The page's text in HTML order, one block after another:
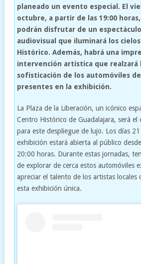
planeado un evento especial. El
octubre, a partir de las 19:00
podrán disfrutar de un
audiovisual que iluminará los
Histórico. Además, habrá una
intervención artística que realzará
sofisticación de los automóviles
presentes en la exhibición.
La Plaza de la Liberación, un icónico
Centro Histórico de Guadalajara, será el
para este despliegue de lujo. Los días
exhibición estará abierta al público
20:00 horas. Durante estas jornadas,
de explorar de cerca estos automóviles
apreciar el talento de los artistas
esta exhibición única.